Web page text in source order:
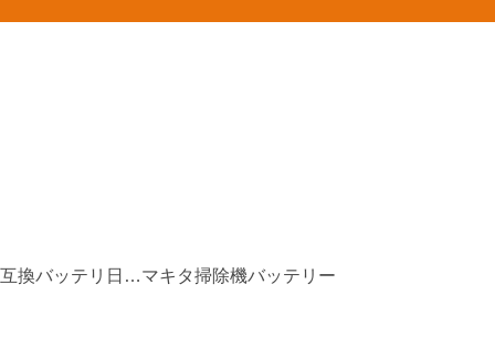
マキタ互換バッテリ日本製マキタ掃除機バッテリー